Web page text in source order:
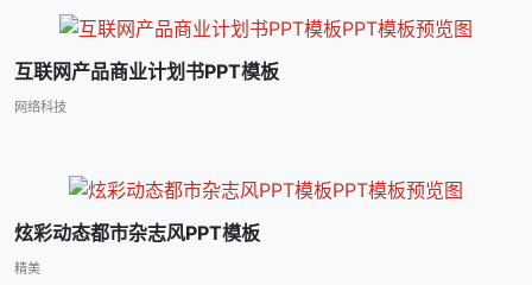
互联网产品商业计划书PPT模板
网络科技
炫彩动态都市杂志风PPT模板
精美